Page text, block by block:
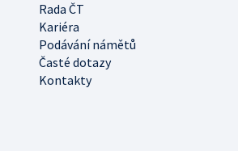
Rada ČT
Kariéra
Podávání námětů
Časté dotazy
Kontakty